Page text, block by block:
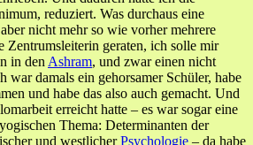
reduziert. Was durchaus eine
nicht mehr so wie vorher mehrere
Zentrumsleiterin geraten, ich solle mir
in den Ashram, und zwar einen nicht
war damals ein gehorsamer Schüler, habe
und habe das also auch gemacht. Und
erreicht hatte – es war sogar eine
Thema: Determinanten der
und westlicherPsychologie – da habe